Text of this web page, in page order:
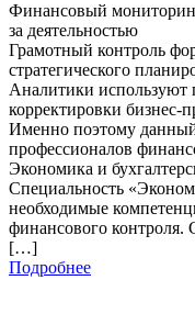
Финансовый
за деятельностью
Грамотный контроль
стратегического
Аналитики используют
корректировки бизнес-
Именно поэтому
профессионалов
Экономика и
Специальность
необходимые
финансового контроля.
[…]
Подробнее